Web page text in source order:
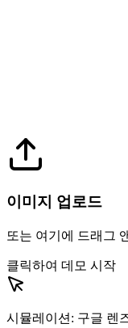
이미지 업로드
또는 여기에 드래그
클릭하여 데모 시작
시뮬레이션: 구글 렌